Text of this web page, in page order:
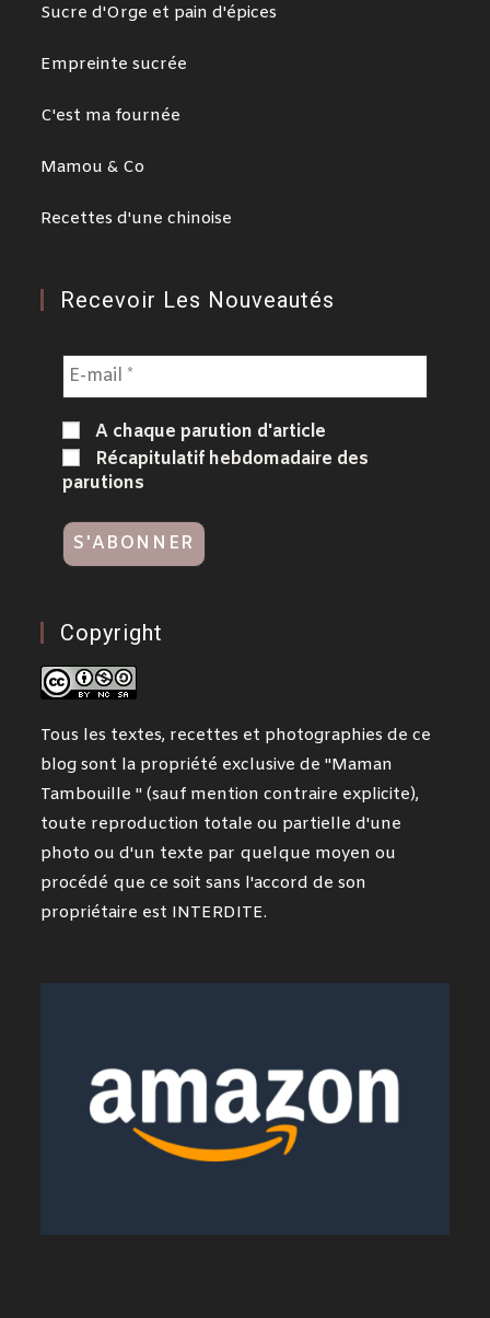
Sucre d'Orge et pain d'épices
Empreinte sucrée
C'est ma fournée
Mamou & Co
Recettes d'une chinoise
Recevoir Les Nouveautés
A chaque parution d'article
Récapitulatif hebdomadaire des
parutions
Copyright
Tous les textes, recettes et photographies de ce
blog sont la propriété exclusive de "Maman
Tambouille " (sauf mention contraire explicite),
toute reproduction totale ou partielle d'une
photo ou d'un texte par quelque moyen ou
procédé que ce soit sans l'accord de son
propriétaire est INTERDITE.